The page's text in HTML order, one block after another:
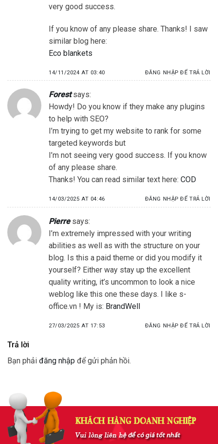
very good success.
If you know of any please share. Thanks! I saw
similar blog here:
Eco blankets
14/11/2024 AT 03:40 ĐĂNG NHẬP ĐỂ TRẢ LỜI
Forest says:
Howdy! Do you know if they make any plugins
to help with SEO?
I’m trying to get my website to rank for some
targeted keywords but
I’m not seeing very good success. If you know
of any please share.
Thanks! You can read similar text here: COD
14/03/2025 AT 04:46 ĐĂNG NHẬP ĐỂ TRẢ LỜI
Pierre says:
I’m extremely impressed with your writing
abilities as well as with the structure on your
blog. Is this a paid theme or did you modify it
yourself? Either way stay up the excellent
quality writing, it’s uncommon to look a nice
weblog like this one these days. I like s-
office.vn ! My is: BrandWell
27/03/2025 AT 17:53 ĐĂNG NHẬP ĐỂ TRẢ LỜI
Trả lời
Bạn phải đăng nhập để gửi phản hồi.